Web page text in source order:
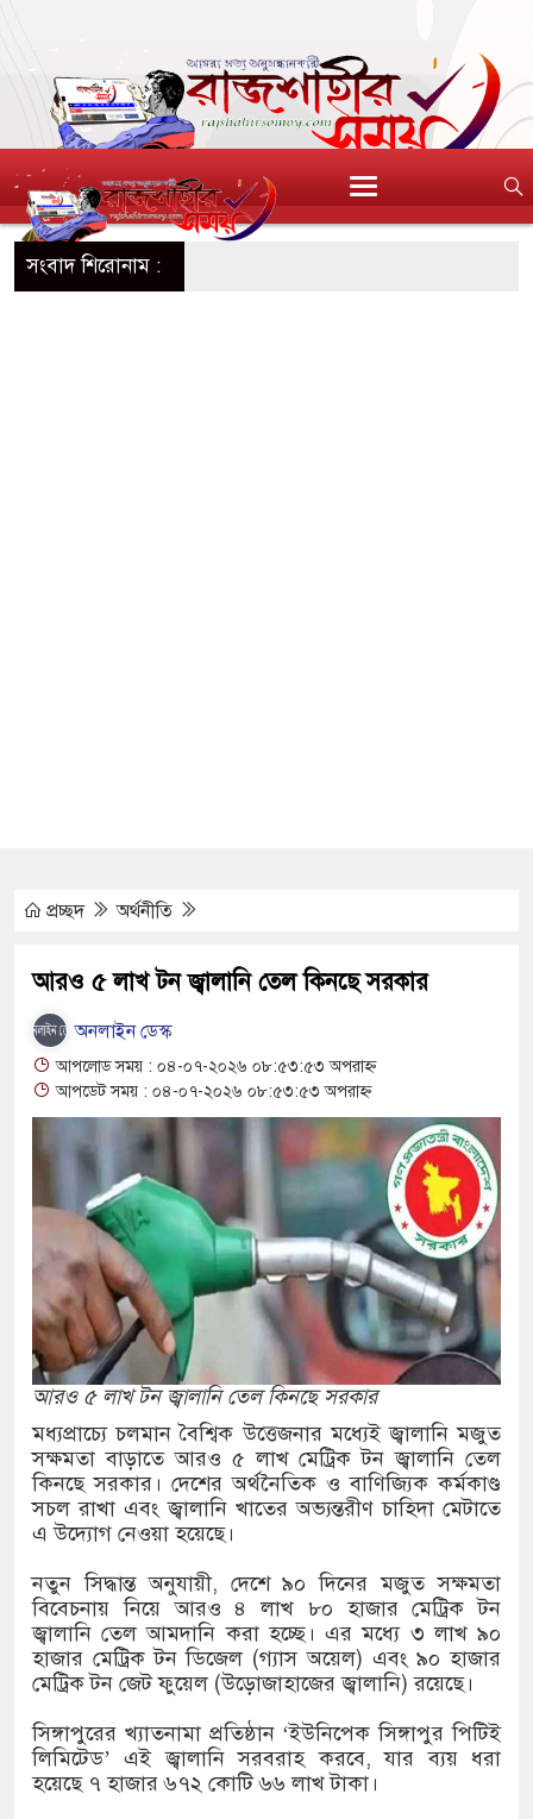
সংবাদ শিরোনাম :
আটক, আবারও
৬ মাদক কারবারি
মানববন্ধন
সম্মেলনে ক্ষোভ
১১ লাখ মানুষ
মরদেহ উদ্ধার
১৫৬ বোতল ভারতীয়
ওমানে ৫ হাজার শ্রমিক
সেনা নিহত, সীমান্তে
অভিযোগে
লুকানো সোয়া কোটি
জোড়া গোল, বড় জয়
প্রচ্ছদ অর্থনীতি
আরও ৫ লাখ টন জ্বালানি তেল কিনছে সরকার
অনলাইন ডেস্ক
আপলোড সময় : ০৪-০৭-২০২৬ ০৮:৫৩:৫৩ অপরাহ্ন
আপডেট সময় : ০৪-০৭-২০২৬ ০৮:৫৩:৫৩ অপরাহ্ন
আরও ৫ লাখ টন জ্বালানি তেল কিনছে সরকার
মধ্যপ্রাচ্যে চলমান বৈশ্বিক উত্তেজনার মধ্যেই জ্বালানি মজুত
সক্ষমতা বাড়াতে আরও ৫ লাখ মেট্রিক টন জ্বালানি তেল
কিনছে সরকার। দেশের অর্থনৈতিক ও বাণিজ্যিক কর্মকাণ্ড
সচল রাখা এবং জ্বালানি খাতের অভ্যন্তরীণ চাহিদা মেটাতে
এ উদ্যোগ নেওয়া হয়েছে।
নতুন সিদ্ধান্ত অনুযায়ী, দেশে ৯০ দিনের মজুত সক্ষমতা
বিবেচনায় নিয়ে আরও ৪ লাখ ৮০ হাজার মেট্রিক টন
জ্বালানি তেল আমদানি করা হচ্ছে। এর মধ্যে ৩ লাখ ৯০
হাজার মেট্রিক টন ডিজেল (গ্যাস অয়েল) এবং ৯০ হাজার
মেট্রিক টন জেট ফুয়েল (উড়োজাহাজের জ্বালানি) রয়েছে।
সিঙ্গাপুরের খ্যাতনামা প্রতিষ্ঠান ‘ইউনিপেক সিঙ্গাপুর পিটিই
লিমিটেড’ এই জ্বালানি সরবরাহ করবে, যার ব্যয় ধরা
হয়েছে ৭ হাজার ৬৭২ কোটি ৬৬ লাখ টাকা।